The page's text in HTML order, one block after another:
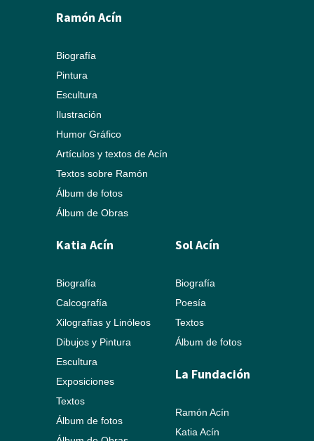
Ramón Acín
Biografía
Pintura
Escultura
Ilustración
Humor Gráfico
Artículos y textos de Acín
Textos sobre Ramón
Álbum de fotos
Álbum de Obras
Katia Acín
Biografía
Calcografía
Xilografías y Linóleos
Dibujos y Pintura
Escultura
Exposiciones
Textos
Álbum de fotos
Sol Acín
Biografía
Poesía
Textos
Álbum de fotos
La Fundación
Ramón Acín
Katia Acín